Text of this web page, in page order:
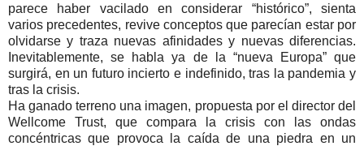
parece haber vacilado en considerar
histórico , sienta
varios precedentes, revive conceptos que parecían estar por
olvidarse y traza nuevas afinidades y nuevas diferencias.
Inevitablemente, se habla ya de la
nueva Europa que
surgirá, en un futuro incierto e indefinido, tras la pandemia y
tras la crisis.
Ha ganado terreno una imagen, propuesta por el director del
Wellcome Trust, que compara la crisis con las ondas
concéntricas que provoca la caída de una piedra en un